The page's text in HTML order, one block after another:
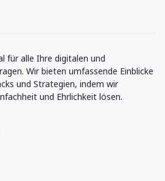
für alle Ihre digitalen und
Wir bieten umfassende Einblicke
und Strategien, indem wir
und Ehrlichkeit lösen.